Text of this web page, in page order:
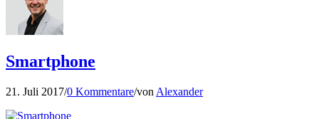
Smartphone
21. Juli 2017/0 Kommentare/von Alexander